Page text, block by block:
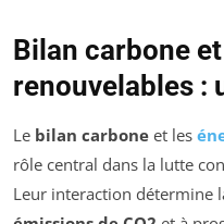
Bilan carbone
renouvelables :
Le bilan carbone et les
rôle central dans la lutte
Leur interaction détermine